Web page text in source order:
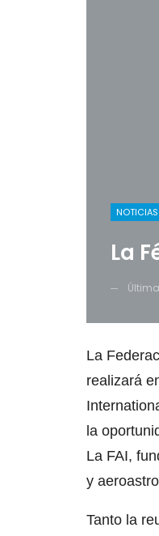
NOTICIAS
La
La
realizará
la
La FAI,
y
Tanto la